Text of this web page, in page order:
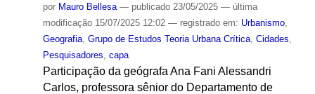
por Mauro Bellesa — publicado23/05/2025 — última
modificação15/07/2025 12:02 — registrado em: Urbanismo,
Geografia, Grupo de Estudos Teoria Urbana Crítica, Cidades
Pesquisadores capa
Participação da geógrafa Ana Fani Alessandri
Carlos, professora sênior do Departamento de